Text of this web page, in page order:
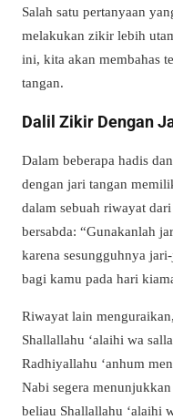
Salah satu pertanyaan
melakukan zikir lebih
ini, kita akan membahas
tangan.
Dalil Zikir Dengan
Dalam beberapa hadis
dengan jari tangan
dalam sebuah riwayat
bersabda: “Gunakanlah
karena sesungguhnya
bagi kamu pada hari
Riwayat lain
Shallallahu ‘alaihi wa
Radhiyallahu ‘anhum
Nabi segera
beliau Shallallahu ‘alaihi